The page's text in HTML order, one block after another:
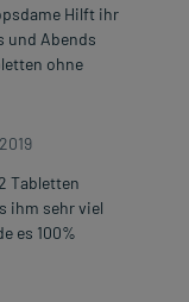
Hilft ihr
und Abends
ohne
Tabletten
ihm sehr viel
es 100%